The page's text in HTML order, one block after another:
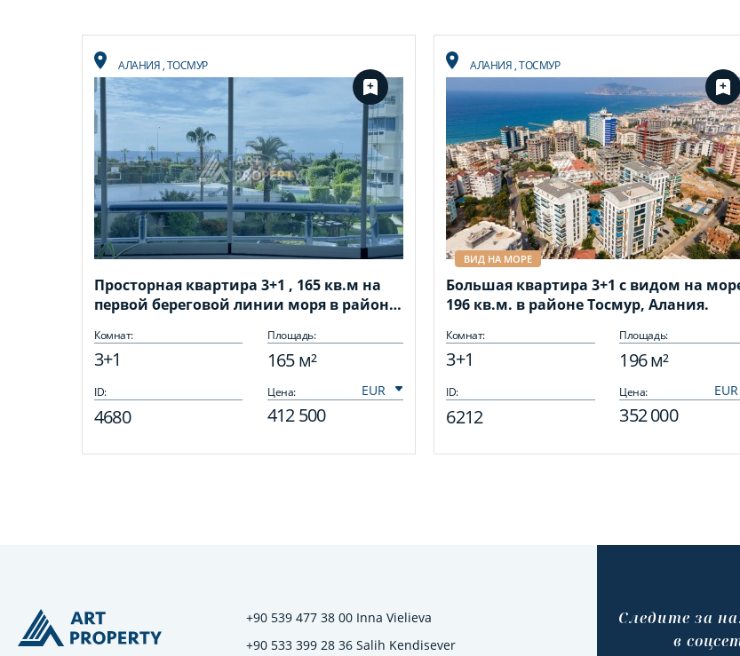
АЛАНИЯ,ТОСМУР
Просторная квартира 3+1 , 165 кв.м на
первой береговой линии моря в районе
Комнат:
3+1
Площадь:
165 м²
ID:
4680
Цена:
412 500
АЛАНИЯ,ТОСМУР
ВИД НА МОРЕ
Большая квартира 3+1 с видом на
196 кв.м. в районе Тосмур, Алания.
Комнат:
3+1
Площадь:
196 м²
ID:
6212
Цена:
352 000
+90 539 477 38 00 Inna Vielieva
+90 533 399 28 36 Salih Kendisever
Cледите за
в